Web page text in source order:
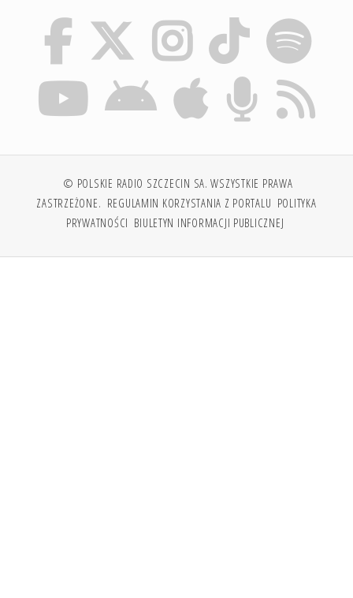
© POLSKIE RADIO SZCZECIN SA. WSZYSTKIE PRAWA
ZASTRZEŻONE. REGULAMIN KORZYSTANIA Z PORTALU POLITYKA
PRYWATNOŚCI BIULETYN INFORMACJI PUBLICZNEJ